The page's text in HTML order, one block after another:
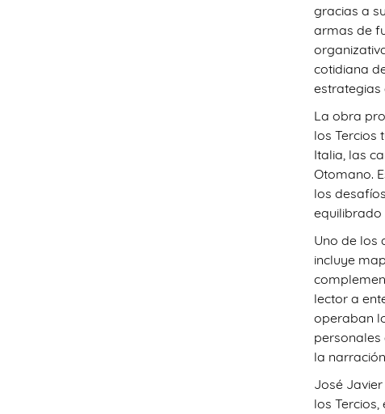
gracias a
armas de
cotidiana
estrategias
La obra
los Tercios
Italia, las
Otomano.
los
equilibrado
Uno de los
incluye
lector a
operaban
personales
la
José
los